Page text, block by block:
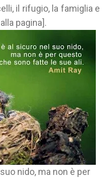
il rifugio, la famiglia e
pagina].
nido, ma non è per